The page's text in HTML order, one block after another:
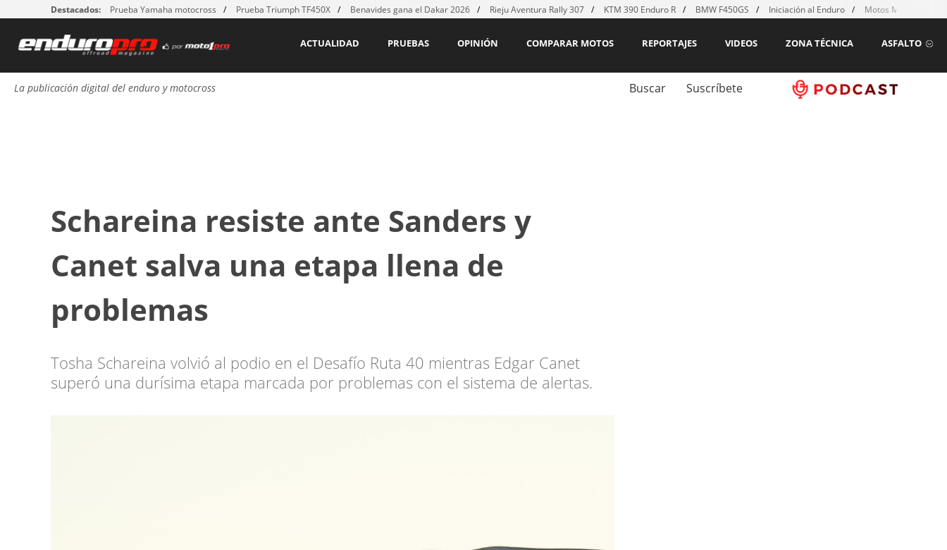
Destacados: Prueba Yamaha motocross Prueba Triumph TF450X Benavides gana el Dakar 2026 Rieju Aventura Rally 307 KTM 390 Enduro R BMW F450GS Iniciación al Enduro Motos MX para
ASFALTO
ZONA TÉCNICA
VIDEOS
REPORTAJES
COMPARAR MOTOS
OPINIÓN
PRUEBAS
ACTUALIDAD
La publicación digital del enduro y motocross Buscar Suscríbete
Schareina resiste ante Sanders y
Canet salva una etapa llena de
problemas
Tosha Schareina volvió al podio en el Desafío Ruta 40 mientras Edgar Canet
superó una durísima etapa marcada por problemas con el sistema de alertas.